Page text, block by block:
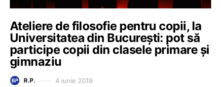
Ateliere de filosofie pentru copii, la
Universitatea din București: pot să
participe copii din clasele primare și
gimnaziu
R.P. 4 iunie 2019